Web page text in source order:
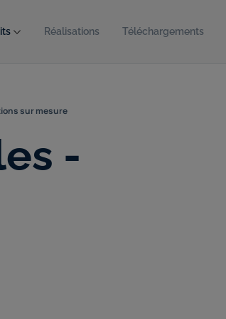
Réalisations Téléchargements
sur mesure
-